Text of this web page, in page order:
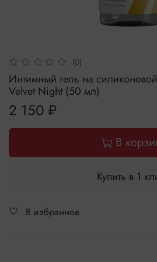
(0)
Интимный гель на
Velvet Night (50 мл)
2 150 ₽
В
Купить в 1
В избранное